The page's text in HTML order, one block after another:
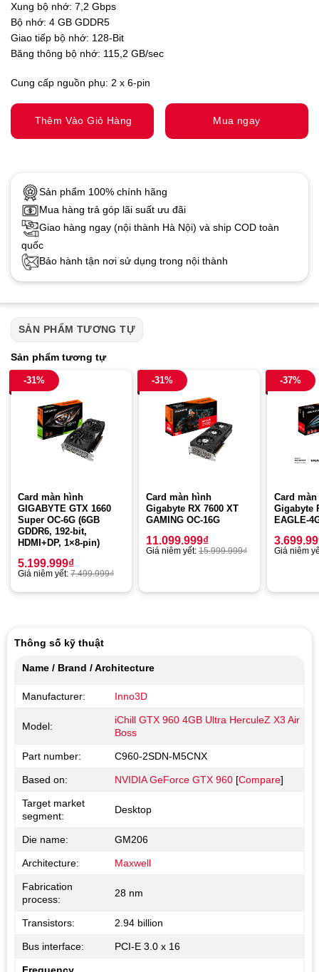
Xung bộ nhớ: 7,2 Gbps
Bộ nhớ: 4 GB GDDR5
Giao tiếp bộ nhớ: 128-Bit
Băng thông bộ nhớ: 115,2 GB/sec
Cung cấp nguồn phụ: 2 x 6-pin
Thêm Vào Giỏ Hàng Mua ngay
Sản phẩm 100% chính hãng
Mua hàng trả góp lãi suất ưu đãi
Giao hàng ngay (nội thành Hà Nội) và ship COD toàn
quốc
Bảo hành tận nơi sử dụng trong nội thành
SẢN PHẨM TƯƠNG TỰ
Sản phẩm tương tự
-31%
Card màn hình
GIGABYTE GTX 1660
Super OC-6G (6GB
GDDR6, 192-bit,
HDMI+DP, 1×8-pin)
5.199.999₫
Giá niêm yết: 7.499.999₫
-31%
Card màn hình
Gigabyte RX 7600 XT
GAMING OC-16G
11.099.999₫
Giá niêm yết: 15.999.999₫
-37%
Card
Gigabyte
EAGLE-
Giá niêm
Thông số kỹ thuật
Name / Brand / Architecture
Manufacturer: Inno3D
Model:
iChill GTX 960 4GB Ultra HerculeZ X3 Air
Boss
Part number: C960-2SDN-M5CNX
Based on: NVIDIA GeForce GTX 960[Compare]
Target market
segment:
Desktop
Die name: GM206
Architecture: Maxwell
Fabrication
process:
28 nm
Transistors: 2.94 billion
Bus interface: PCI-E 3.0 x 16